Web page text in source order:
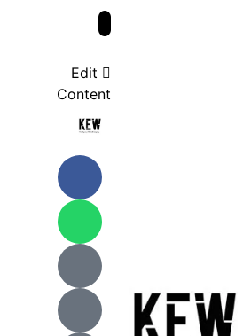
Edit
Content